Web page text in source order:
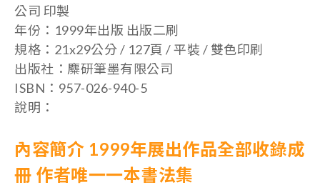
公司 印製
年份：1999年出版 出版二刷
規格：21x29公分 / 127頁 / 平裝 / 雙色印刷
出版社：麋研筆墨有限公司
ISBN：957-026-940-5
說明：
內容簡介 1999年展出作品全部收錄成
冊 作者唯一一本書法集